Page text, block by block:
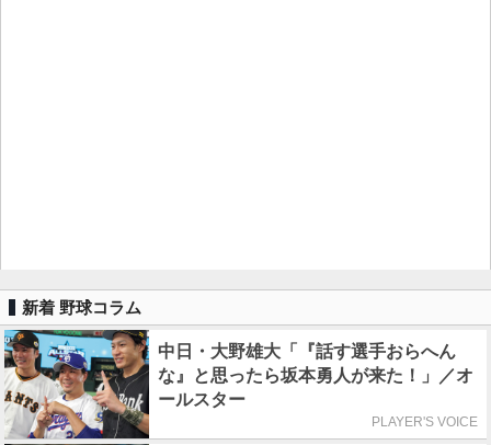
新着 野球コラム
中日・大野雄大「『話す選手おらへん
な』と思ったら坂本勇人が来た！」／オ
ールスター
PLAYER'S VOICE